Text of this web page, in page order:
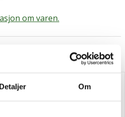
Detaljer Om
om varen.